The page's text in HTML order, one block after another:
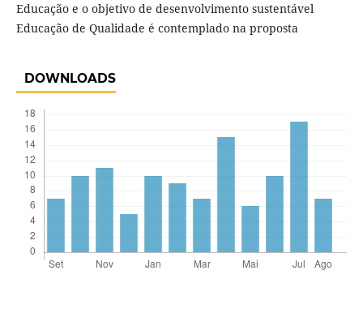
Educação e o objetivo de desenvolvimento sustentável
Educação de Qualidade é contemplado na proposta
DOWNLOADS